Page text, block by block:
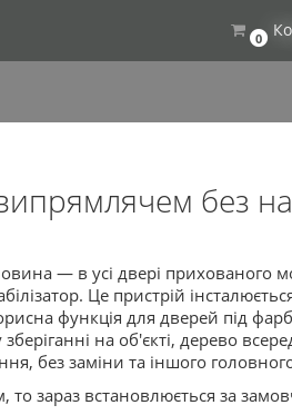
0
без
— в усі двері прихованого
Це пристрій
функція для дверей під
на об'єкті, дерево
без заміни та іншого
то зараз встановлюється за